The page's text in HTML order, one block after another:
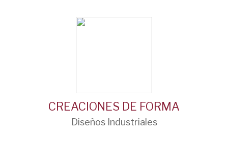
CREACIONES DE FORMA
Diseños Industriales